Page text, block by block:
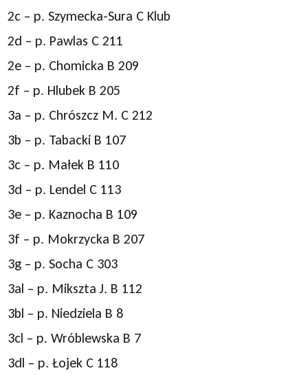
2c – p. Szymecka-Sura C Klub
2d – p. Pawlas C 211
2e – p. Chomicka B 209
2f – p. Hlubek B 205
3a – p. Chrószcz M. C 212
3b – p. Tabacki B 107
3c – p. Małek B 110
3d – p. Lendel C 113
3e – p. Kaznocha B 109
3f – p. Mokrzycka B 207
3g – p. Socha C 303
3al – p. Mikszta J. B 112
3bl – p. Niedziela B 8
3cl – p. Wróblewska B 7
3dl – p. Łojek C 118